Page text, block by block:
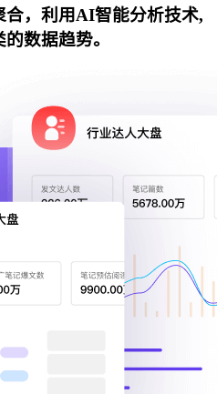
，利用AI智能分析技术,
数据趋势。